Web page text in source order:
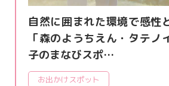
自然に囲まれた環境で感性
「森のようちえん・タテノ
子のまなびスポ…
お出かけスポット